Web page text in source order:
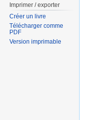
Imprimer / exporter
Créer un livre
Télécharger comme
PDF
Version imprimable